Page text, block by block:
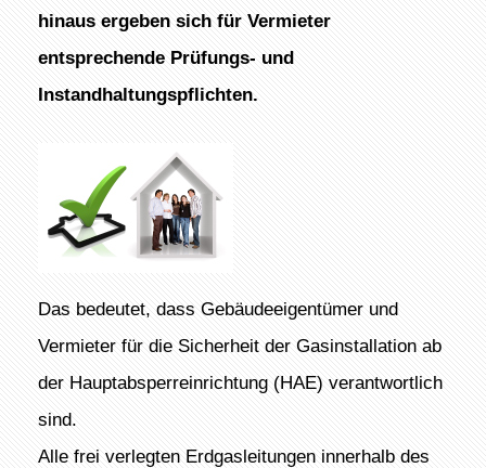
hinaus ergeben sich für Vermieter
entsprechende Prüfungs- und
Instandhaltungspflichten.
Das bedeutet, dass Gebäudeeigentümer und
Vermieter für die Sicherheit der Gasinstallation ab
der Hauptabsperreinrichtung (HAE) verantwortlich
sind.
Alle frei verlegten Erdgasleitungen innerhalb des